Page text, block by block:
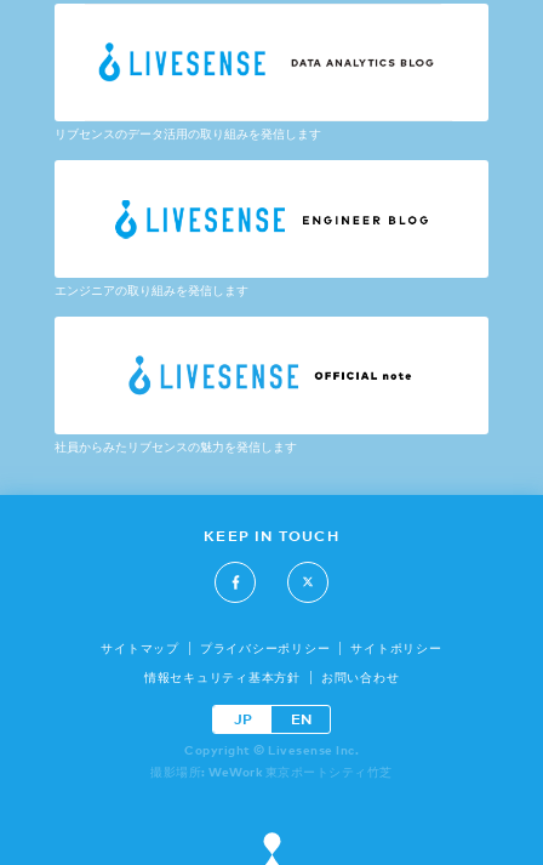
リブセンスのデータ活用の取り組みを発信します
エンジニアの取り組みを発信します
社員からみたリブセンスの魅力を発信します
KEEP IN TOUCH
サイトマップ プライバシーポリシー サイトポリシー
情報セキュリティ基本方針 お問い合わせ
JP EN
Copyright © Livesense Inc.
撮影場所: WeWork 東京ポートシティ竹芝